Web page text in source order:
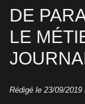
DE
LE
Rédigé le 23/09/